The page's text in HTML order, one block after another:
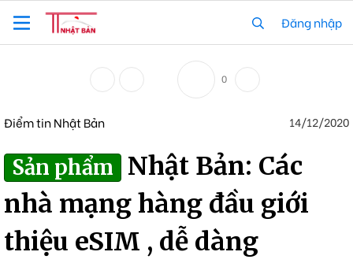
Đăng nhập
0
Điểm tin Nhật Bản 14/12/2020
Sản phẩm
Nhật Bản: Các
nhà mạng hàng đầu giới
thiệu eSIM , dễ dàng